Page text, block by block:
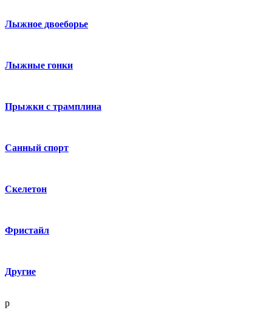
Лыжное двоеборье
Лыжные гонки
Прыжки с трамплина
Санный спорт
Скелетон
Фристайл
Другие
p